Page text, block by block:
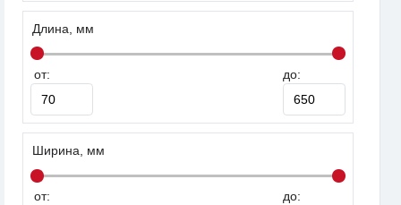
Длина, мм
от: до:
Ширина, мм
от: до: